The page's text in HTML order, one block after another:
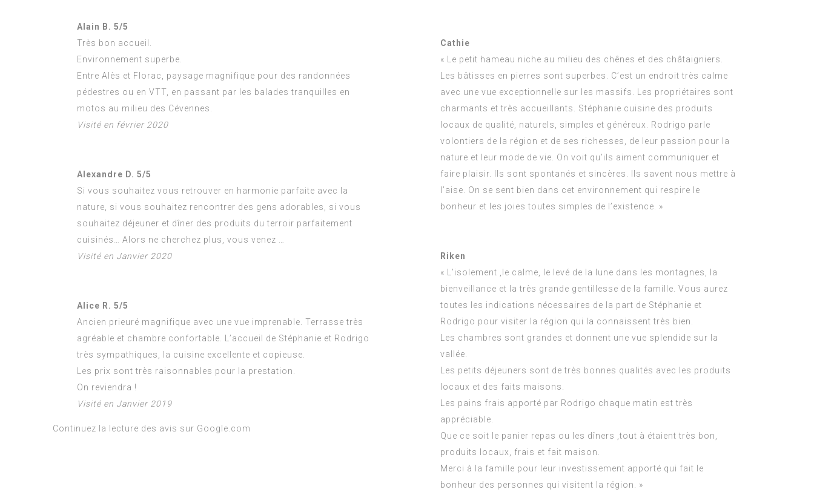
Alain B. 5/5
Très bon accueil.
Environnement superbe.
Entre Alès et Florac, paysage magnifique pour des randonnées
pédestres ou en VTT, en passant par les balades tranquilles en
motos au milieu des Cévennes.
Visité en février 2020
Alexandre D. 5/5
Si vous souhaitez vous retrouver en harmonie parfaite avec la
nature, si vous souhaitez rencontrer des gens adorables, si vous
souhaitez déjeuner et dîner des produits du terroir parfaitement
cuisinés… Alors ne cherchez plus, vous venez …
Visité en Janvier 2020
Alice R. 5/5
Ancien prieuré magnifique avec une vue imprenable. Terrasse très
agréable et chambre confortable. L’accueil de Stéphanie et Rodrigo
très sympathiques, la cuisine excellente et copieuse.
Les prix sont très raisonnables pour la prestation.
On reviendra !
Visité en Janvier 2019
Continuez la lecture des avis sur Google.com
Cathie
« Le petit hameau niche au milieu des chênes et des châtaigniers.
Les bâtisses en pierres sont superbes. C’est un endroit très calme
avec une vue exceptionnelle sur les massifs. Les propriétaires sont
charmants et très accueillants. Stéphanie cuisine des produits
locaux de qualité, naturels, simples et généreux. Rodrigo parle
volontiers de la région et de ses richesses, de leur passion pour la
nature et leur mode de vie. On voit qu’ils aiment communiquer et
faire plaisir. Ils sont spontanés et sincères. Ils savent nous mettre à
l’aise. On se sent bien dans cet environnement qui respire le
bonheur et les joies toutes simples de l’existence. »
Riken
« L’isolement ,le calme, le levé de la lune dans les montagnes, la
bienveillance et la très grande gentillesse de la famille. Vous aurez
toutes les indications nécessaires de la part de Stéphanie et
Rodrigo pour visiter la région qui la connaissent très bien.
Les chambres sont grandes et donnent une vue splendide sur la
vallée.
Les petits déjeuners sont de très bonnes qualités avec les produits
locaux et des faits maisons.
Les pains frais apporté par Rodrigo chaque matin est très
appréciable.
Que ce soit le panier repas ou les dîners ,tout à étaient très bon,
produits locaux, frais et fait maison.
Merci à la famille pour leur investissement apporté qui fait le
bonheur des personnes qui visitent la région. »